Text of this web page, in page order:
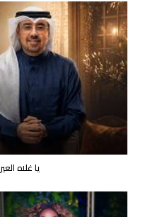
يا غلاه